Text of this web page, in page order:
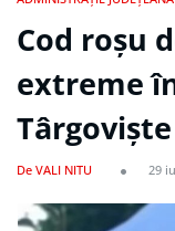
Cod roșu
extreme
Târgoviște
De VALI NITU 29